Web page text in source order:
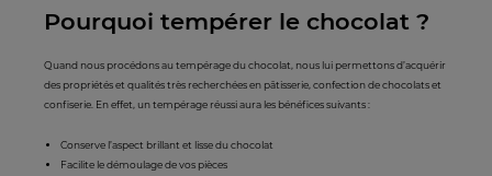
Pourquoi tempérer le chocolat ?
Quand nous procédons au tempérage du chocolat, nous lui permettons d’acquérir
des propriétés et qualités très recherchées en pâtisserie, confection de chocolats et
confiserie. En effet, un tempérage réussi aura les bénéfices suivants :
Conserve l’aspect brillant et lisse du chocolat
Facilite le démoulage de vos pièces